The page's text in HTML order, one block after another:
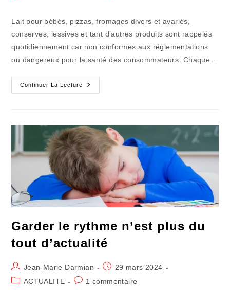
publication :
Lait pour bébés, pizzas, fromages divers et avariés,
conserves, lessives et tant d’autres produits sont rappelés
quotidiennement car non conformes aux réglementations
ou dangereux pour la santé des consommateurs. Chaque…
Continuer La Lecture
Les
Fabricants
Plus
Le
Rappel
Garder le rythme n’est plus du
tout d’actualité
Auteur/autrice
de
Jean-Marie Darmian
Publication
publiée :
29 mars 2024
PostACTUALITE
Commentaires
1 commentaire